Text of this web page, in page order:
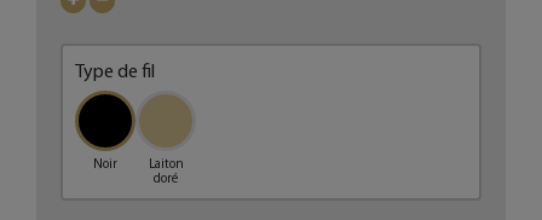
Type de fil
Noir
Laiton
doré